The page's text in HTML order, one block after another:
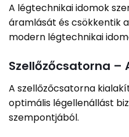
A légtechnikai idomok
áramlását és csökkentik
modern légtechnikai
Szellőzőcsatorna –
A szellőzőcsatorna
optimális légellenállást
szempontjából.